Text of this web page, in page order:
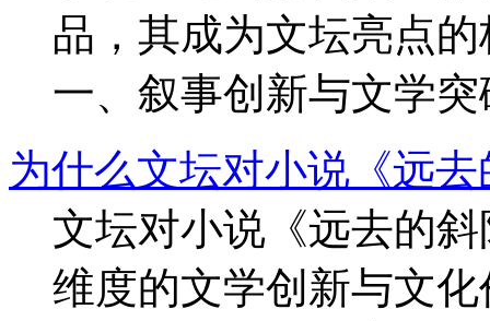
品，其成为文坛亮点
一、叙事创新与文学
为什么文坛对小说《远
文坛对小说《远去的
维度的文学创新与文